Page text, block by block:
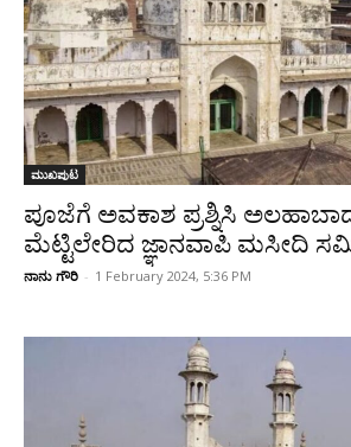
ಮುಖಪುಟ
ಪೂಜೆಗೆ ಅವಕಾಶ ಪ್ರಶ್ನಿಸಿ
ಮೆಟ್ಟಿಲೇರಿದ ಜ್ಞಾನವಾಪಿ ಮಸೀದಿ
ನಾನು ಗೌರಿ - 1 February 2024, 5:36 PM